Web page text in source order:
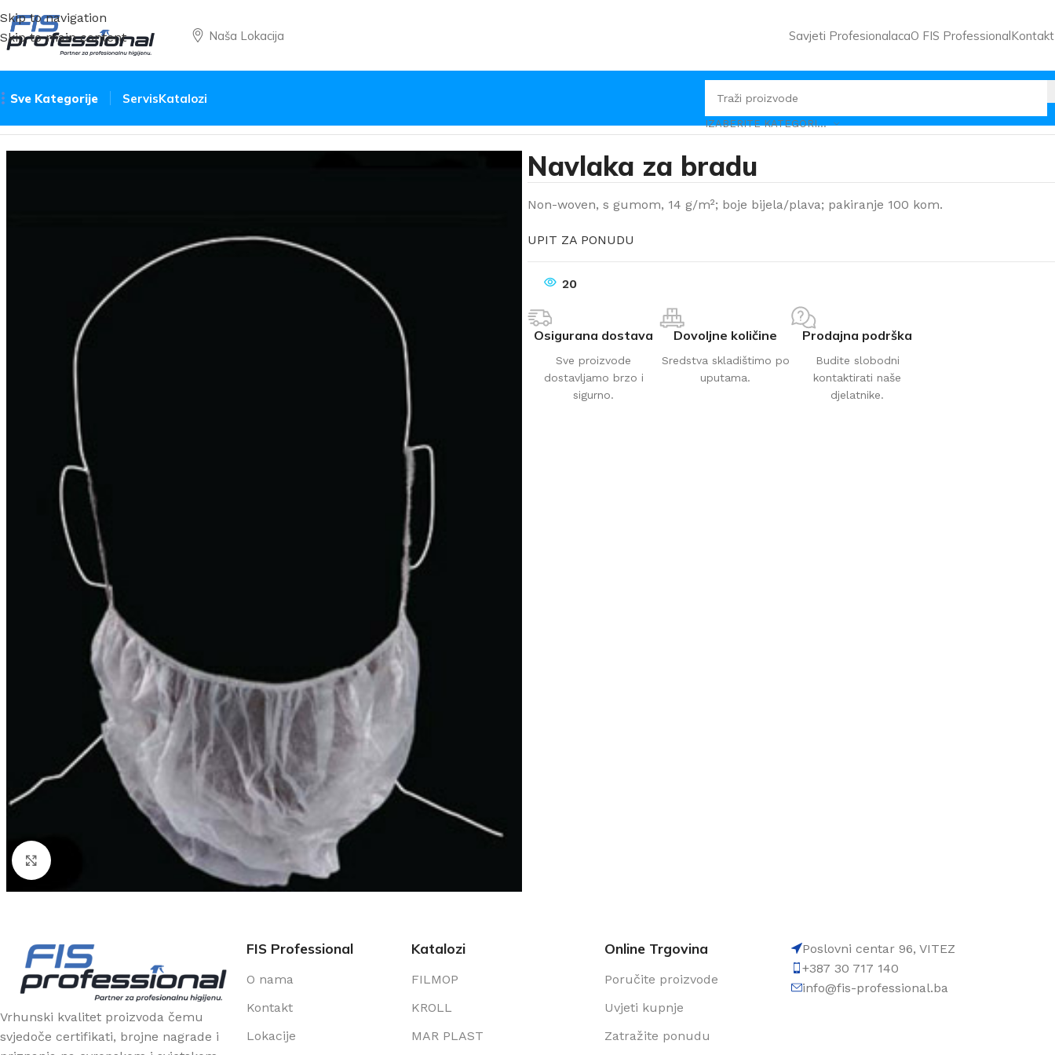
Skip to navigation
Skip to main content
Naša Lokacija Savjeti ProfesionalacaO FIS ProfessionalKontakt
Sve Kategorije
ČIŠĆENJE I ODRŽAVANJE POMETAČICE USISAVAČI
ServisKatalozi
IZABERITE KATEGORIJU
Navlaka za bradu
Non-woven, s gumom, 14 g/m²; boje bijela/plava; pakiranje 100 kom.
UPIT ZA PONUDU
20
Osigurana dostava
Sve proizvode
dostavljamo brzo i
sigurno.
Dovoljne količine
Sredstva skladištimo po
uputama.
Prodajna podrška
Budite slobodni
kontaktirati naše
djelatnike.
Vrhunski kvalitet proizvoda čemu
svjedoče certifikati, brojne nagrade i
FIS Professional
O nama
Kontakt
Lokacije
Katalozi
FILMOP
KROLL
MAR PLAST
Online Trgovina
Poručite proizvode
Uvjeti kupnje
Zatražite ponudu
Poslovni centar 96, VITEZ
+387 30 717 140
info@fis-professional.ba